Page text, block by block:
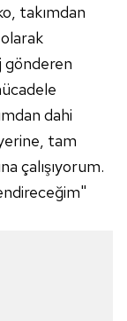
takımdan
olarak
gönderen
dahi
tam
çalışıyorum.